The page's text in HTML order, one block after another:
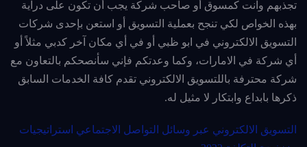
تجذبهم وانت كمسوق أو صاحب شركة يجب أن تكون على دراية
بهذه الخواص لكي تنجح بعملية التسويق أو استعن بإحدى شركات
التسويق الالكتروني في ابو ظبي أو في أي مكان آخر كدبي مثلاً أو
أي شركة في الامارات، وكما وعدتكم فإني سأنصحكم بالتعاون مع
شركة محترفة باللتسويق الالكتروني تقدم كافة الخدمات السابق
ذكرها بابداع وابتكار لا مثيل له.
التسويق الالكتروني عبر وسائل التواصل الاجتماعي استراتيجيات